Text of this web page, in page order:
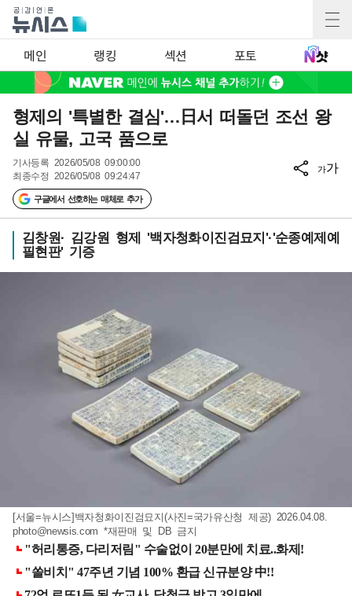
메인 랭킹 섹션 포토
형제의 '특별한 결심'…日서 떠돌던 조선 왕
실 유물, 고국 품으로
기사등록 2026/05/08 09:00:00
최종수정 2026/05/08 09:24:47
구글에서 선호하는 매체로 추가
가가
김창원· 김강원 형제 '백자청화이진검묘지'·'순종예제예
필현판' 기증
[서울=뉴시스]백자청화이진검묘지(사진=국가유산청 제공) 2026.04.08.
photo@newsis.com *재판매 및 DB 금지